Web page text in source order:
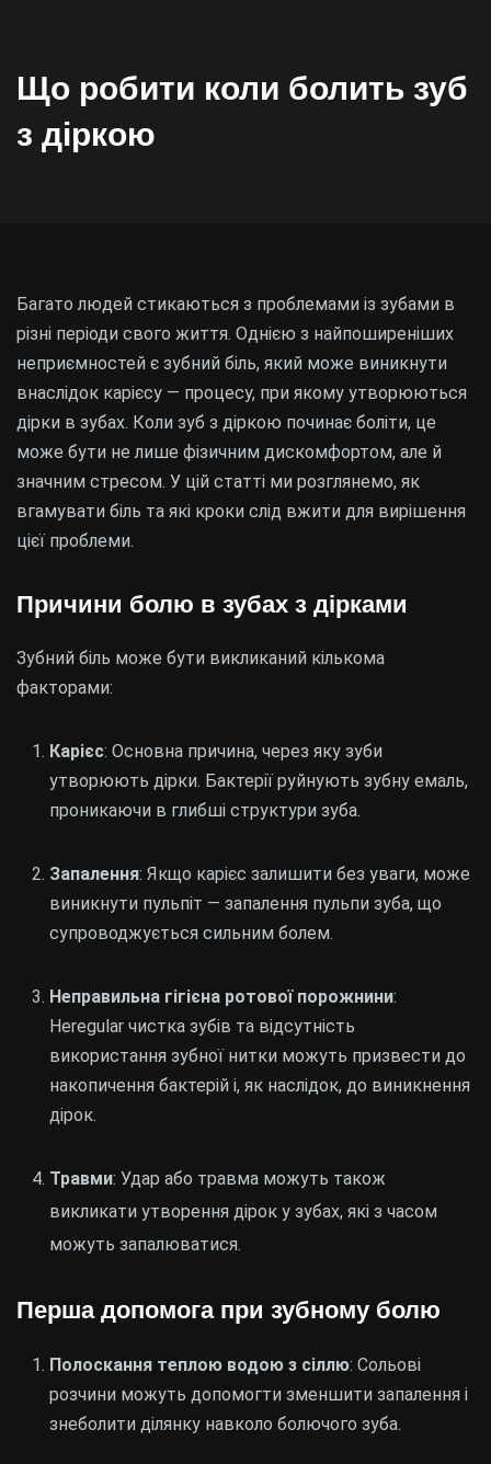
Що робити коли болить зуб
з діркою
Багато людей стикаються з проблемами із зубами в
різні періоди свого життя. Однією з найпоширеніших
неприємностей є зубний біль, який може виникнути
внаслідок карієсу — процесу, при якому утворюються
дірки в зубах. Коли зуб з діркою починає боліти, це
може бути не лише фізичним дискомфортом, але й
значним стресом. У цій статті ми розглянемо, як
вгамувати біль та які кроки слід вжити для вирішення
цієї проблеми.
Причини болю в зубах з дірками
Зубний біль може бути викликаний кількома
факторами:
Карієс: Основна причина, через яку зуби
утворюють дірки. Бактерії руйнують зубну емаль,
проникаючи в глибші структури зуба.
Запалення: Якщо карієс залишити без уваги, може
виникнути пульпіт — запалення пульпи зуба, що
супроводжується сильним болем.
Неправильна гігієна ротової порожнини:
Нeregular чистка зубів та відсутність
використання зубної нитки можуть призвести до
накопичення бактерій і, як наслідок, до виникнення
дірок.
Травми: Удар або травма можуть також
викликати утворення дірок у зубах, які з часом
можуть запалюватися.
Перша допомога при зубному болю
Полоскання теплою водою з сіллю: Сольові
розчини можуть допомогти зменшити запалення і
знеболити ділянку навколо болючого зуба.